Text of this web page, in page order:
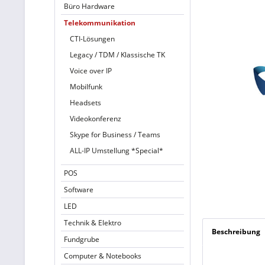
Büro Hardware
Telekommunikation
CTI-Lösungen
Legacy / TDM / Klassische TK
Voice over IP
Mobilfunk
Headsets
Videokonferenz
Skype for Business / Teams
ALL-IP Umstellung *Special*
POS
Software
LED
Technik & Elektro
Fundgrube
Computer & Notebooks
Beschreibung